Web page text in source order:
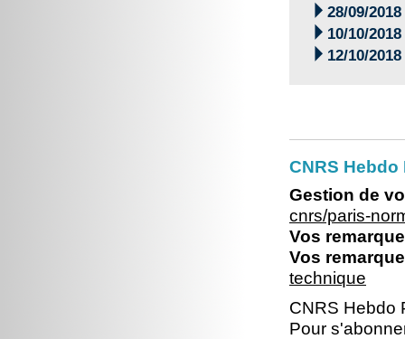
 28/09/2018
 10/10/2018
 12/10/2018
CNRS
Gestion de
cnrs/paris-
Vos
Vos
technique
CNRS Hebdo
Pour